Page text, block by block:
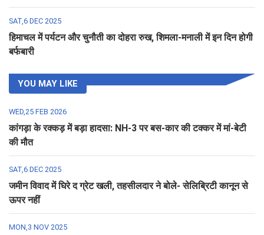
SAT,6 DEC 2025
हिमाचल में पर्यटन और चुनौती का दोहरा रुख, शिमला-मनाली में इन दिन होगी
बर्फबारी
YOU MAY LIKE
WED,25 FEB 2026
कांगड़ा के रक्कड़ में बड़ा हादसा: NH-3 पर बस-कार की टक्कर में मां-बेटी
की मौत
SAT,6 DEC 2025
जमीन विवाद में घिरे द ग्रेट खली, तहसीलदार ने बोले- सेलिब्रिटी कानून से
ऊपर नहीं
MON,3 NOV 2025